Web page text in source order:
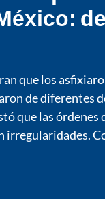
que los
de diferentes
que las órdenes